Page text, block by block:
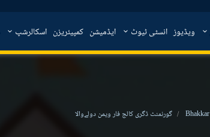
ویڈیوز انسٹی ٹیوٹ ایڈمیشن کمپیئریزن اسکالرشپ
Bhakkar گورنمنٹ ڈگری کالج فار ویمن دولےوالا